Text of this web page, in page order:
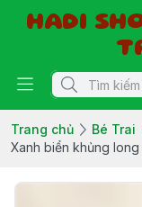
HADI
Trang chủ Bé Trai
Xanh biển khủng long